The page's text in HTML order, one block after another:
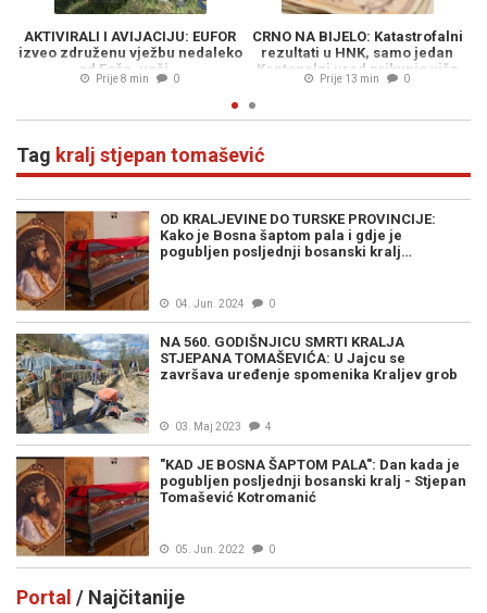
AKTIVIRALI I AVIJACIJU: EUFOR
izveo združenu vježbu nedaleko
od Foče, uoči...
Prije 8 min 0
CRNO NA BIJELO: Katastrofalni
rezultati u HNK, samo jedan
Kantonalni ured prikupio više
poreza nego lani...
Prije 13 min 0
Tag kralj stjepan tomašević
OD KRALJEVINE DO TURSKE PROVINCIJE:
Kako je Bosna šaptom pala i gdje je
pogubljen posljednji bosanski kralj…
04. Jun. 2024 0
NA 560. GODIŠNJICU SMRTI KRALJA
STJEPANA TOMAŠEVIĆA: U Jajcu se
završava uređenje spomenika Kraljev grob
03. Maj 2023 4
"KAD JE BOSNA ŠAPTOM PALA": Dan kada je
pogubljen posljednji bosanski kralj - Stjepan
Tomašević Kotromanić
05. Jun. 2022 0
Portal / Najčitanije